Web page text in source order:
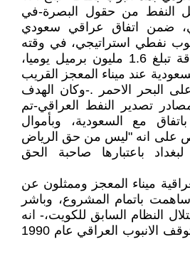
النفط من حقول البصرة-في
ضمن اتفاق عراقي سعودي
نفطي استراتيجي، في وقته
من حقول البصرة، بطاقة تبلغ 1.6 مليون برميل يوميا،
عند ميناء المعجز القريب
البحر الاحمر .-وكان الهدف
تصدير النفط العراقي-تم
باتفاق مع السعودية، وبأموال
على انه "ليس من حق الرياض
باعتبارها صاحبة الحق
ميناء المعجز وممثلون عن
باتمام المشروع، وباشر
النظام السابق للكويت،- انه
توقف عن التصدير بعد توقف الانبوب العراقي عام 1990